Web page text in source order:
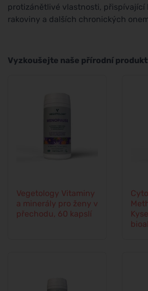
protizánětlivé vlastnosti, přispívající
rakoviny a dalších chronických
Vyzkoušejte naše přírodní
Vegetology Vitaminy
a minerály pro ženy v
přechodu, 60 kapslí